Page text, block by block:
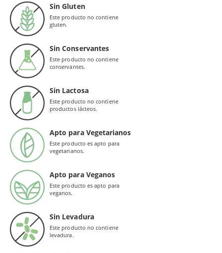
Sin Gluten
Este producto no contiene
gluten.
Sin Conservantes
Este producto no contiene
conservantes.
Sin Lactosa
Este producto no contiene
productos lácteos.
Apto para Vegetarianos
Este producto es apto para
vegetarianos.
Apto para Veganos
Este producto es apto para
veganos.
Sin Levadura
Este producto no contiene
levadura.